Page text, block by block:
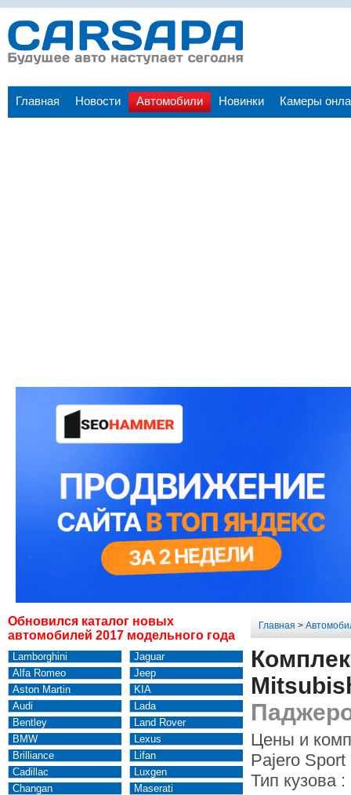
Главная Новости Автомобили Новинки Камеры
Обновился каталог новых
автомобилей 2017 модельного года
Lamborghini
Alfa Romeo
Aston Martin
Audi
Bentley
BMW
Brilliance
Cadillac
Changan
Jaguar
Jeep
KIA
Lada
Land Rover
Lexus
Lifan
Luxgen
Maserati
Главная >
Цены и
Pajero Sport
Тип кузова :